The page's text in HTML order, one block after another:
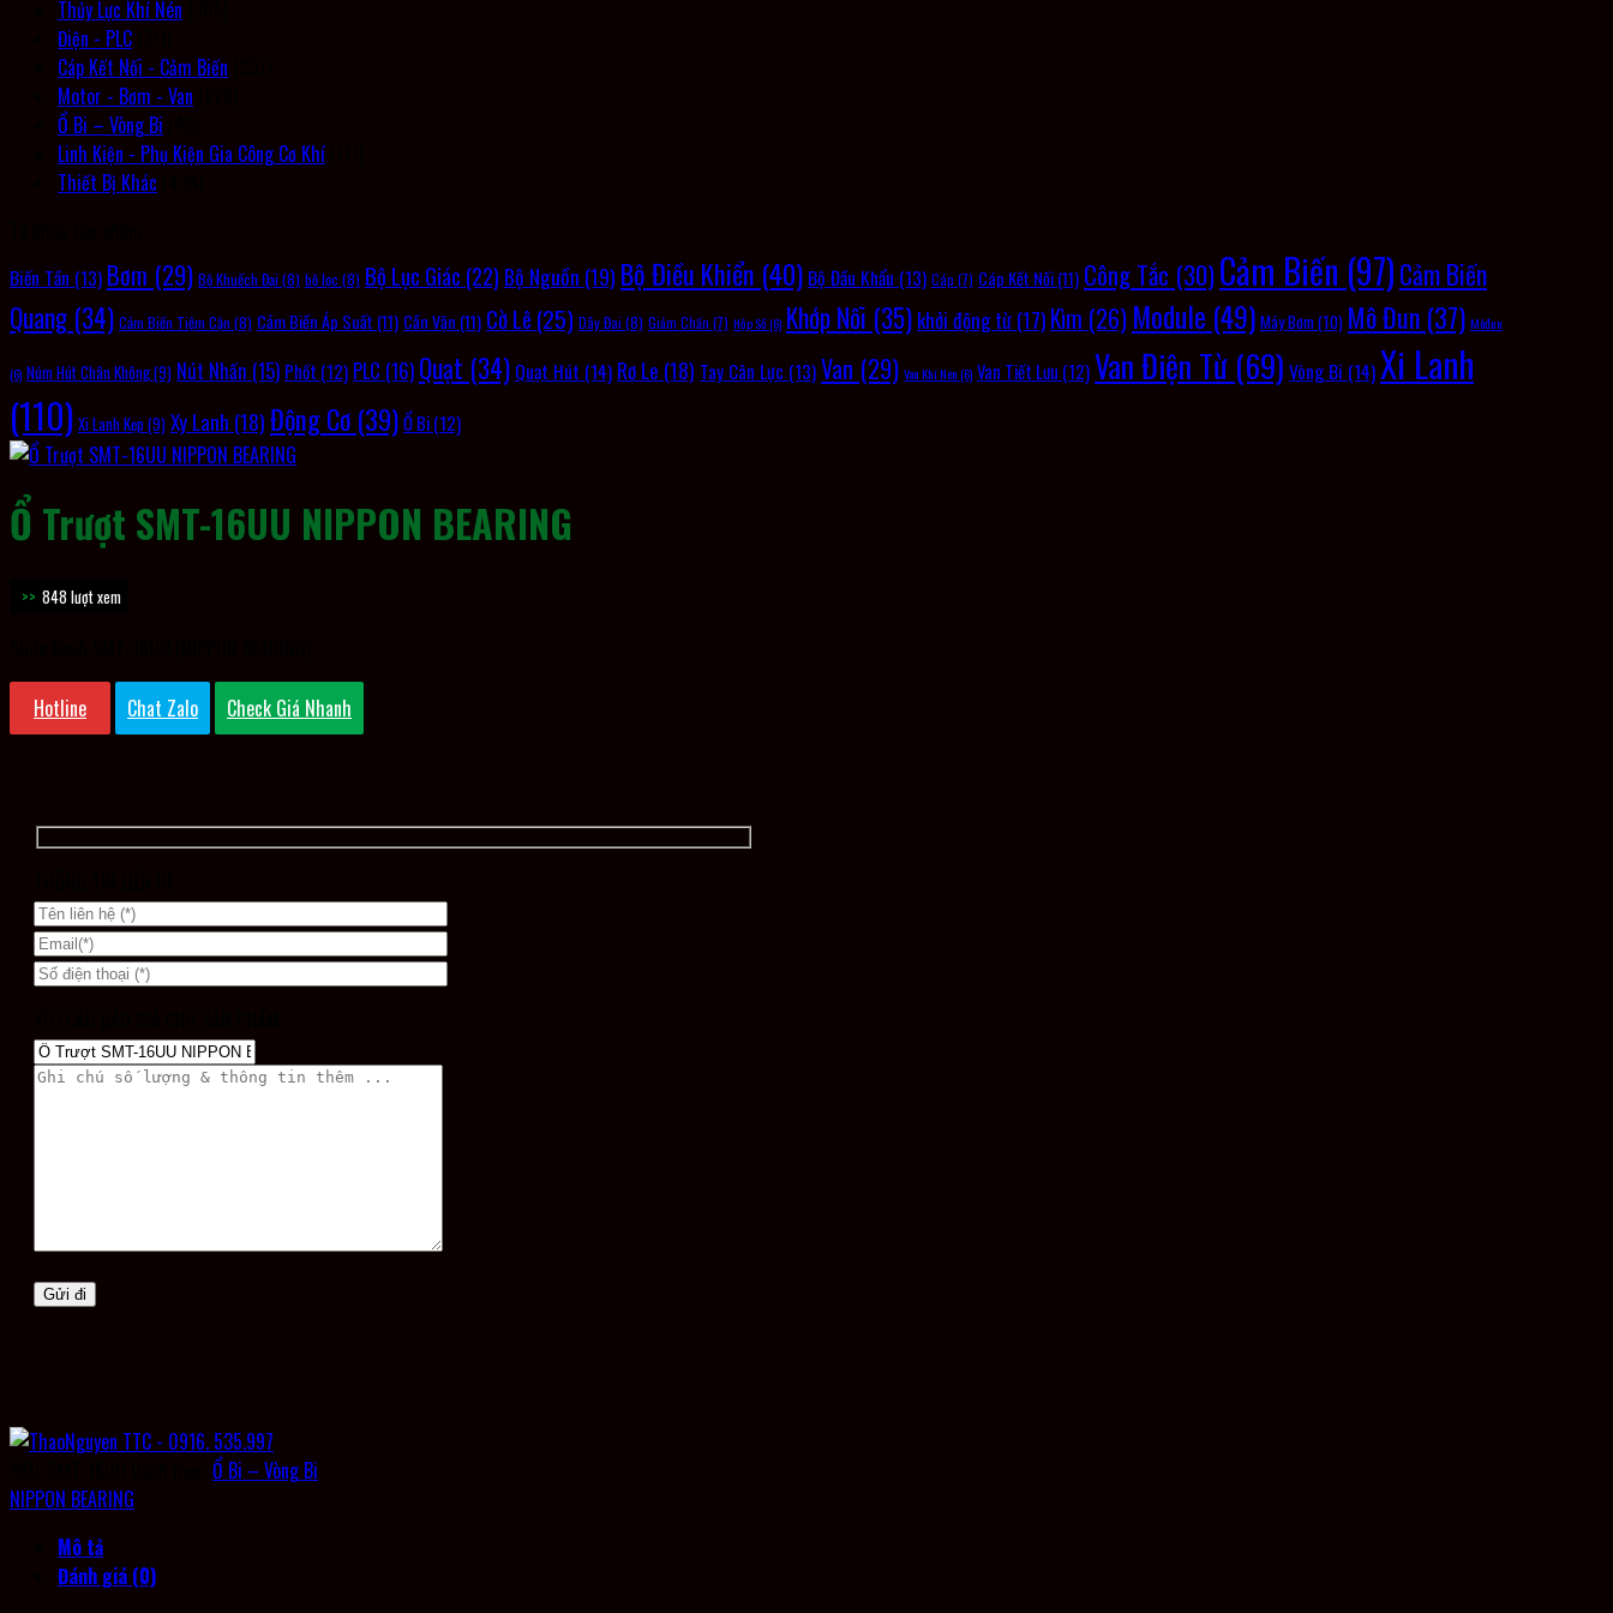
Thủy Lực Khí Nén
Điện - PLC
Cáp Kết Nối - Cảm Biến
Motor - Bơm - Van
Ổ Bi – Vòng Bi
Linh Kiện - Phụ Kiện Gia Công Cơ Khí
Thiết Bị Khác
Biến Tần (13) Bơm (29) Bộ Khuếch Đại (8) bộ lọc (8) Bộ Lục Giác (22) Bộ Nguồn (19) Bộ Điều Khiển (40) Bộ Đầu Khẩu (13) Cáp (7) Cáp Kết Nối(11) Công Tắc (30)Cảm Biến (97)Cảm Biến
Quang (34) Cảm Biến Tiệm Cận (8) Cảm Biến Áp Suất (11) Cần Vặn (11) Cờ Lê (25) Dây Đai (8) Giảm Chấn (7) Hộp Số(6) Khớp Nối (35) khởi động từ (17) Kìm (26) Module (49) Máy Bơm(10) Mô Đun (37) Môđun
(6) Núm Hút Chân Không(9) Nút Nhấn (15) Phốt (12) PLC (16) Quạt (34) Quạt Hút (14) Rơ Le (18) Tay Cân Lực (13)Van (29) Van Khí Nén(6) Van Tiết Lưu (12)Van Điện Từ (69) Vòng Bi (14)Xi Lanh
(110) Xi Lanh Kẹp (9) Xy Lanh (18)Động Cơ (39)Ổ Bi(12)
Ổ Trượt SMT-16UU NIPPON BEARING
848 lượt xem
Hotline Chat Zalo Check Giá Nhanh
Ổ Bi – Vòng Bi
NIPPON BEARING
Mô tả
Đánh giá (0)